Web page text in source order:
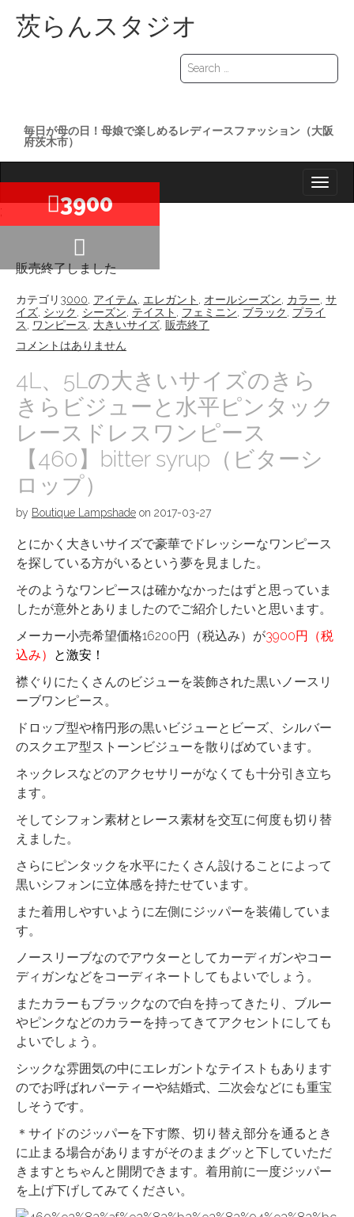
茨らんスタジオ
S
h
o
毎日が母の日！母娘で楽しめるレディースファッション（大阪
府茨木市）
M
N
U
K
T
O
T
E
N
T
; 3900
販売終了しました
カテゴリ 3000, アイテム, エレガント , オールシーズン, カラー, サ
イズ, シック, シーズン, テイスト , フェミニン, ブラック, プライ
ス, ワンピース, 大きいサイズ, 販売終了
コメントはありません
4L、5Lの大きいサイズのきら
きらビジューと水平ピンタック
レースドレスワンピース
【460】bitter syrup（ビターシ
ロップ）
by Boutique Lampshade on 2017-03-27
とにかく大きいサイズで豪華でドレッシーなワンピース
を探している方がいるという夢を見ました。
そのようなワンピースは確かなかったはずと思っていま
したが意外とありましたのでご紹介したいと思います。
メーカー小売希望価格16200円（税込み）が3900円（税
込み）
と激安！
襟ぐりにたくさんのビジューを装飾された黒いノースリ
ーブワンピース。
ドロップ型や楕円形の黒いビジューとビーズ、シルバー
のスクエア型ストーンビジューを散りばめています。
ネックレスなどのアクセサリーがなくても十分引き立ち
ます。
そしてシフォン素材とレース素材を交互に何度も切り替
えました。
さらにピンタックを水平にたくさん設けることによって
黒いシフォンに立体感を持たせています。
また着用しやすいように左側にジッパーを装備していま
す。
ノースリーブなのでアウターとしてカーディガンやコー
ディガンなどをコーディネートしてもよいでしょう。
またカラーもブラックなので白を持ってきたり、ブルー
やピンクなどのカラーを持ってきてアクセントにしても
よいでしょう。
シックな雰囲気の中にエレガントなテイストもあります
のでお呼ばれパーティーや結婚式、二次会などにも重宝
しそうです。
＊サイドのジッパーを下す際、切り替え部分を通るとき
に止まる場合がありますがそのままグッと下していただ
きますとちゃんと開閉できます。着用前に一度ジッパー
を上げ下げしてみてください。